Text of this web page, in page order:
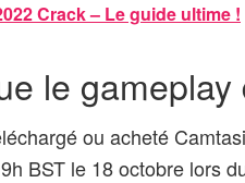
Crack – Le guide ultime !
le
ou acheté
BST le 18 octobre lors